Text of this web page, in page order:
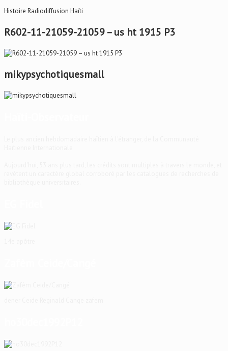
Histoire Radiodiffusion Haïti
R602-11-21059-21059 – us ht 1915 P3
mikypsychotiquesmall